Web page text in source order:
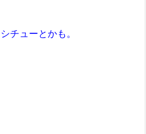
チューとかも。